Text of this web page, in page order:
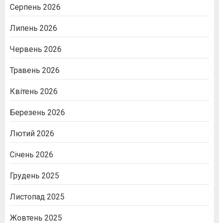
Серпень 2026
Липень 2026
Червень 2026
Травень 2026
Квітень 2026
Березень 2026
Лютий 2026
Січень 2026
Грудень 2025
Листопад 2025
Жовтень 2025